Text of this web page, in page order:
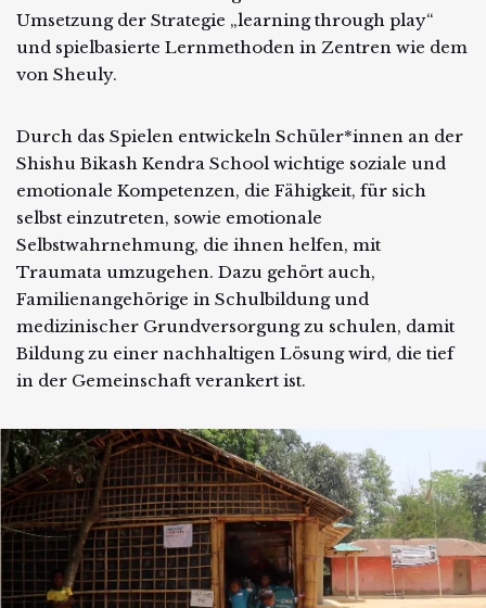
Umsetzung der Strategie „learning through play“
und spielbasierte Lernmethoden in Zentren wie dem
von Sheuly.
Durch das Spielen entwickeln Schüler*innen an der
Shishu Bikash Kendra School wichtige soziale und
emotionale Kompetenzen, die Fähigkeit, für sich
selbst einzutreten, sowie emotionale
Selbstwahrnehmung, die ihnen helfen, mit
Traumata umzugehen. Dazu gehört auch,
Familienangehörige in Schulbildung und
medizinischer Grundversorgung zu schulen, damit
Bildung zu einer nachhaltigen Lösung wird, die tief
in der Gemeinschaft verankert ist.